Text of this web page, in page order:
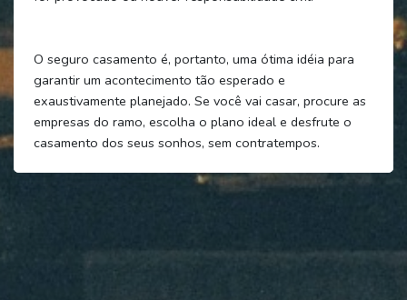
O seguro casamento é, portanto, uma ótima idéia para
garantir um acontecimento tão esperado e
exaustivamente planejado. Se você vai casar, procure as
empresas do ramo, escolha o plano ideal e desfrute o
casamento dos seus sonhos, sem contratempos.